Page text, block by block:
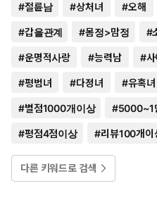
#절륜남 #상처녀 #오해
#갑을관계 #몸정>맘정 #
#운명적사랑 #능력남 #
#평범녀 #다정녀 #유혹녀
#별점1000개이상 #5000~1
#평점4점이상 #리뷰100개이
다른 키워드로 검색